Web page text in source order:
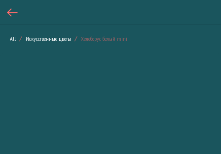
All Искусственные цветы Хелеборус белый mini